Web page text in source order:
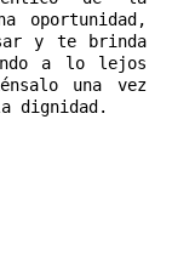
oportunidad,
y te brinda
a lo lejos
una vez
dignidad.